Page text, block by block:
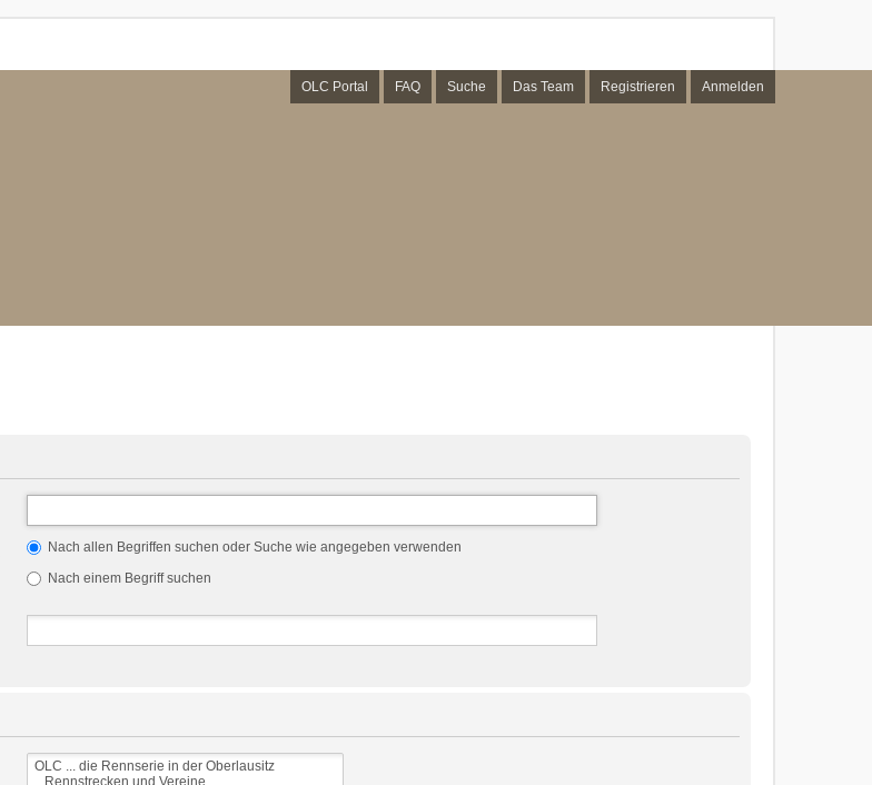
OLC Portal FAQ Suche Das Team Registrieren Anmelden
Nach allen Begriffen suchen oder Suche wie angegeben verwenden
Nach einem Begriff suchen